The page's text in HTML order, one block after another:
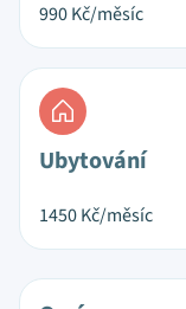
990Kč/měsíc
Ubytování
1450Kč/měsíc